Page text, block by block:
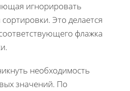
игнорировать
Это делается
флажка
необходимость
значений. По